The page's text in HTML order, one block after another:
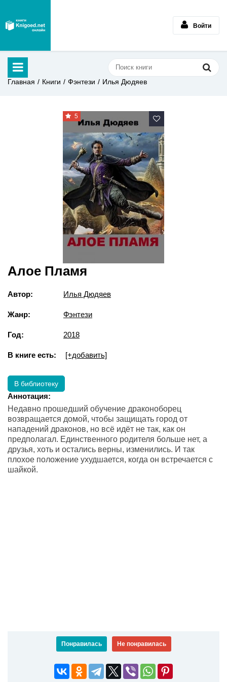
Войти
Главная Книги Фэнтези Илья Дюдяев
5
Алое Пламя
Автор: Илья Дюдяев
Жанр: Фэнтези
Год: 2018
В книге есть: [+добавить]
В библиотеку
Аннотация:
Недавно прошедший обучение драконоборец
возвращается домой, чтобы защищать город от
нападений драконов, но всё идёт не так, как он
предполагал. Единственного родителя больше нет, а
друзья, хоть и остались верны, изменились. И так
плохое положение ухудшается, когда он встречается с
шайкой.
Понравилась Не понравилась